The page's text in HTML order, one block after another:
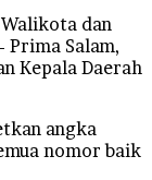
dan
Prima Salam,
Kepala Daerah
angka
nomor baik